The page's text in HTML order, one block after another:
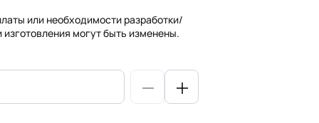
или необходимости разработки/
могут быть изменены.